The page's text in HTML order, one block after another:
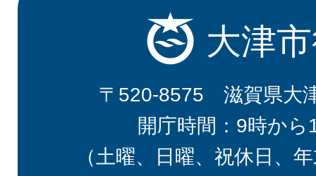
大津
〒520-8575 滋賀県大
開庁時間：9時から
（土曜、日曜、祝休日、